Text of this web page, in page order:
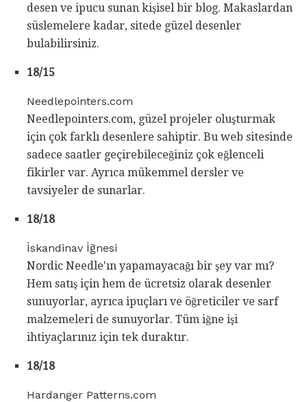
desen ve ipucu sunan kişisel bir blog. Makaslardan
süslemelere kadar, sitede güzel desenler
bulabilirsiniz.
18/15
Needlepointers.com
Needlepointers.com, güzel projeler oluşturmak
için çok farklı desenlere sahiptir. Bu web sitesinde
sadece saatler geçirebileceğiniz çok eğlenceli
fikirler var. Ayrıca mükemmel dersler ve
tavsiyeler de sunarlar.
18/18
İskandinav İğnesi
Nordic Needle'ın yapamayacağı bir şey var mı?
Hem satış için hem de ücretsiz olarak desenler
sunuyorlar, ayrıca ipuçları ve öğreticiler ve sarf
malzemeleri de sunuyorlar. Tüm iğne işi
ihtiyaçlarınız için tek duraktır.
18/18
Hardanger Patterns.com